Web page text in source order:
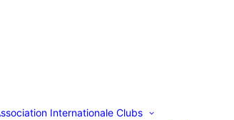
Internationale Clubs